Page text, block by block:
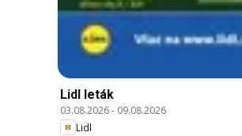
Lidl leták
03.08.2026- 09.08.2026
Lidl